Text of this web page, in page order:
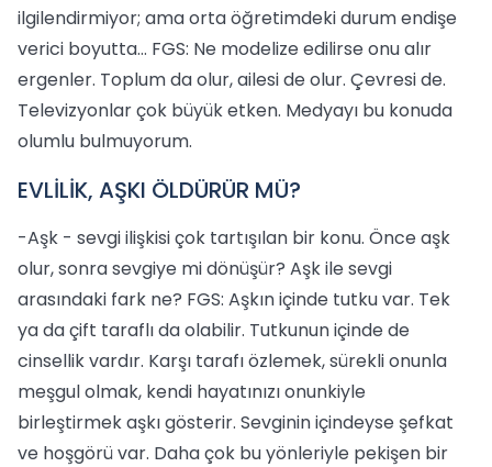
ilgilendirmiyor; ama orta öğretimdeki durum endişe
verici boyutta… FGS: Ne modelize edilirse onu alır
ergenler. Toplum da olur, ailesi de olur. Çevresi de.
Televizyonlar çok büyük etken. Medyayı bu konuda
olumlu bulmuyorum.
EVLİLİK, AŞKI ÖLDÜRÜR MÜ?
-Aşk - sevgi ilişkisi çok tartışılan bir konu. Önce aşk
olur, sonra sevgiye mi dönüşür? Aşk ile sevgi
arasındaki fark ne? FGS: Aşkın içinde tutku var. Tek
ya da çift taraflı da olabilir. Tutkunun içinde de
cinsellik vardır. Karşı tarafı özlemek, sürekli onunla
meşgul olmak, kendi hayatınızı onunkiyle
birleştirmek aşkı gösterir. Sevginin içindeyse şefkat
ve hoşgörü var. Daha çok bu yönleriyle pekişen bir